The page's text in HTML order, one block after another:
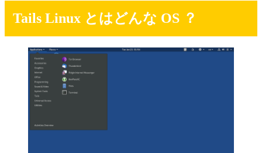
Tails Linux とはどんな OS ？